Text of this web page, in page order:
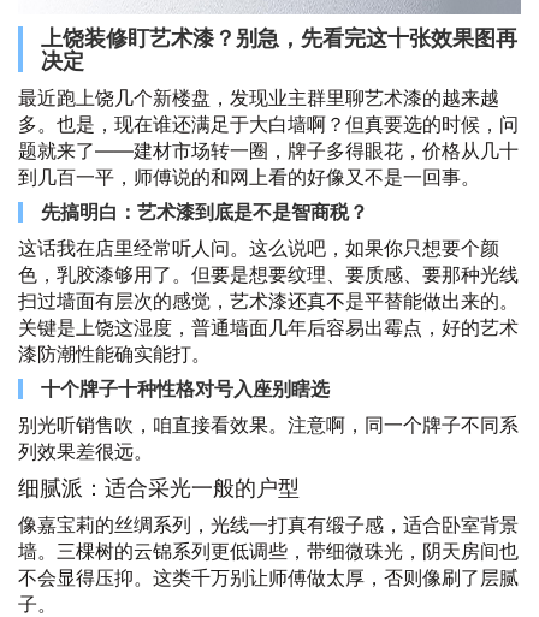
上饶装修盯艺术漆？别急，先看完这十张效果图再
决定
最近跑上饶几个新楼盘，发现业主群里聊艺术漆的越来越
多。也是，现在谁还满足于大白墙啊？但真要选的时候，问
题就来了——建材市场转一圈，牌子多得眼花，价格从几十
到几百一平，师傅说的和网上看的好像又不是一回事。
先搞明白：艺术漆到底是不是智商税？
这话我在店里经常听人问。这么说吧，如果你只想要个颜
色，乳胶漆够用了。但要是想要纹理、要质感、要那种光线
扫过墙面有层次的感觉，艺术漆还真不是平替能做出来的。
关键是上饶这湿度，普通墙面几年后容易出霉点，好的艺术
漆防潮性能确实能打。
十个牌子十种性格对号入座别瞎选
别光听销售吹，咱直接看效果。注意啊，同一个牌子不同系
列效果差很远。
细腻派：适合采光一般的户型
像嘉宝莉的丝绸系列，光线一打真有缎子感，适合卧室背景
墙。三棵树的云锦系列更低调些，带细微珠光，阴天房间也
不会显得压抑。这类千万别让师傅做太厚，否则像刷了层腻
子。